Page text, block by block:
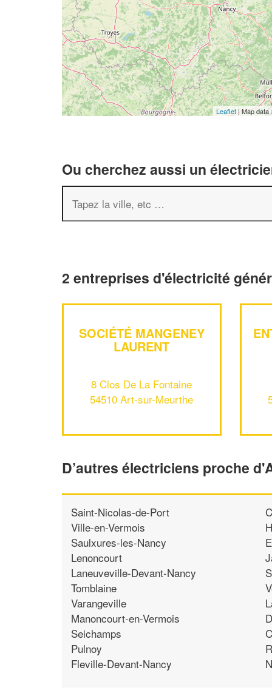
Leaflet| Map
Ou cherchez aussi un
2 entreprises d'électricité
SOCIÉTÉ MANGENEY
LAURENT
8 Clos De La Fontaine
54510 Art-sur-Meurthe
D’autres électriciens proche
Saint-Nicolas-de-Port
Ville-en-Vermois
Saulxures-les-Nancy
Lenoncourt
Laneuveville-Devant-Nancy
Tomblaine
Varangeville
Manoncourt-en-Vermois
Seichamps
Pulnoy
Fleville-Devant-Nancy